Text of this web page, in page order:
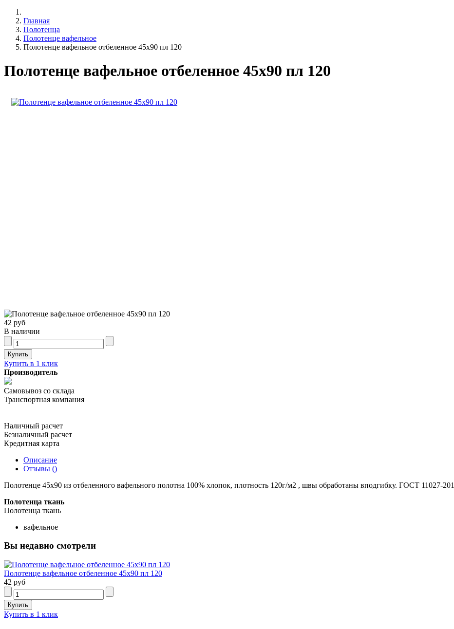
Главная
Полотенца
Полотенце вафельное
Полотенце вафельное отбеленное 45х90 пл 120
Полотенце вафельное отбеленное 45х90 пл 120
42 руб
В наличии
Купить в 1 клик
Производитель
Самовывоз со склада
Транспортная компания
Наличный расчет
Безналичный расчет
Кредитная карта
Описание
Отзывы ()
Полотенце 45х90 из отбеленного вафельного полотна 100% хлопок, плотность 120г/м2 , швы обработаны вподгибку. ГОСТ 11027-
Полотенца ткань
Полотенца ткань
вафельное
Вы недавно смотрели
Полотенце вафельное отбеленное 45х90 пл 120
42 руб
Купить в 1 клик